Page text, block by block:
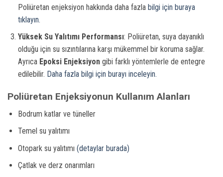
Poliüretan enjeksiyon hakkında daha fazlabilgi için buraya
tıklayın.
Yüksek Su Yalıtımı Performansı: Poliüretan, suya dayanıklı
olduğu için su sızıntılarına karşı mükemmel bir koruma sağlar.
Ayrıca Epoksi Enjeksiyongibi farklı yöntemlerle de entegre
edilebilir. Daha fazla bilgi için burayı inceleyin.
Poliüretan Enjeksiyonun Kullanım Alanları
Bodrum katlar ve tüneller
Temel su yalıtımı
Otopark su yalıtımı (detaylar burada)
Çatlak ve derz onarımları